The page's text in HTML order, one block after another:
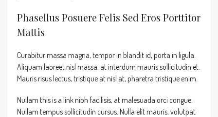
Phasellus Posuere Felis Sed Eros Porttitor
Mattis
Curabitur massa magna, tempor in blandit id, porta in ligula.
Aliquam laoreet nisl massa, at interdum mauris sollicitudin et.
Mauris risus lectus, tristique at nisl at, pharetra tristique enim.
Nullam this is a link nibh facilisis, at malesuada orci congue.
Nullam tempus sollicitudin cursus. Nulla elit mauris, volutpat